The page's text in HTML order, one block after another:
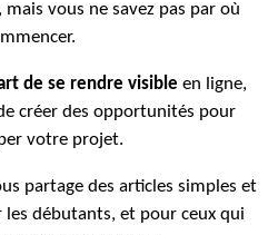
vous ne savez pas par où
de se rendre visible en ligne,
créer des opportunités pour
votre projet.
partage des articles simples et
les débutants, et pour ceux qui